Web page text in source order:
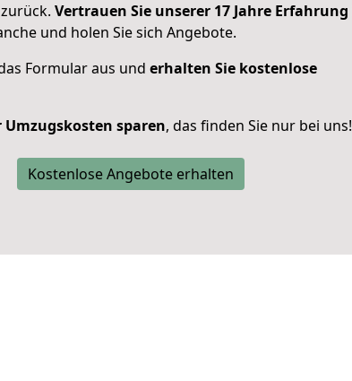
Vertrauen Sie unserer 17 Jahre Erfahrung
und holen Sie sich Angebote.
Formular aus und erhalten Sie kostenlose
Umzugskosten sparen, das finden Sie nur bei uns!
Kostenlose Angebote erhalten